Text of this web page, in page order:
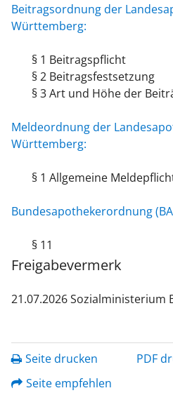
Beitragsordnung der
Württemberg:
§ 1 Beitragspflicht
§ 2 Beitragsfestsetzung
§ 3 Art und Höhe der
Meldeordnung der
Württemberg:
§ 1 Allgemeine
Bundesapothekerordnung
§ 11
Freigabevermerk
21.07.2026 Sozialministerium
Seite drucken
PDF
Seite empfehlen